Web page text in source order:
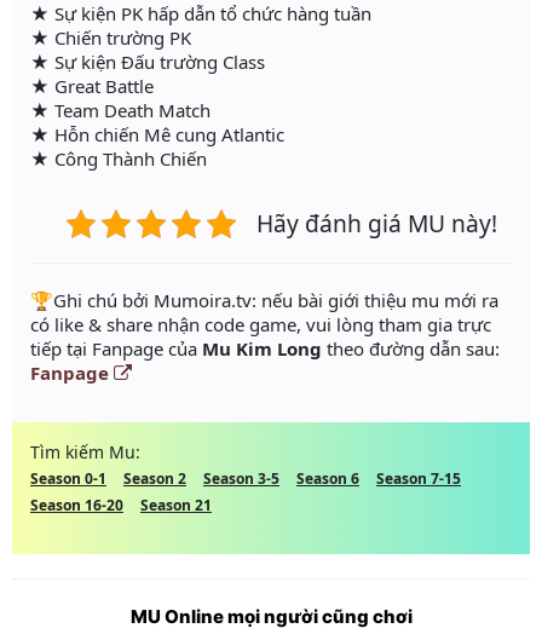
★ Sự kiện PK hấp dẫn tổ chức hàng tuần
★ Chiến trường PK
★ Sự kiện Đấu trường Class
★ Great Battle
★ Team Death Match
★ Hỗn chiến Mê cung Atlantic
★ Công Thành Chiến
Hãy đánh giá MU này!
️🏆Ghi chú bởi Mumoira.tv: nếu bài giới thiệu mu mới ra
có like & share nhận code game, vui lòng tham gia trực
tiếp tại Fanpage của Mu Kim Long theo đường dẫn sau:
Fanpage
Tìm kiếm Mu:
Season 0-1 Season 2 Season 3-5 Season 6
Season 7-15
Season 16-20
Season 21
MU Online mọi người cũng chơi